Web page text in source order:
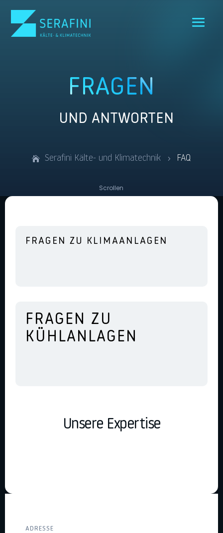
Skip To Content
FRAGEN
UND ANTWORTEN
Serafini Kälte- und Klimatechnik 5 FAQ
Scrollen
FRAGEN ZU KLIMAANLAGEN
FRAGEN ZU
KÜHLANLAGEN
Unsere Expertise
ADRESSE